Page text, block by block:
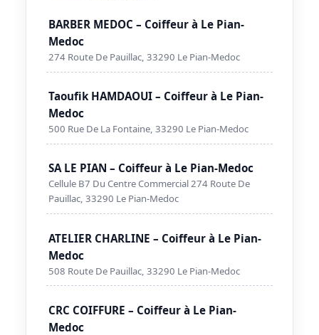
BARBER MEDOC – Coiffeur à Le Pian-
Medoc
274 Route De Pauillac, 33290 Le Pian-Medoc
Taoufik HAMDAOUI – Coiffeur à Le Pian-
Medoc
500 Rue De La Fontaine, 33290 Le Pian-Medoc
SA LE PIAN – Coiffeur à Le Pian-Medoc
Cellule B7 Du Centre Commercial 274 Route De
Pauillac, 33290 Le Pian-Medoc
ATELIER CHARLINE – Coiffeur à Le Pian-
Medoc
508 Route De Pauillac, 33290 Le Pian-Medoc
CRC COIFFURE – Coiffeur à Le Pian-
Medoc